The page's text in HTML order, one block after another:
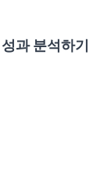
과 분석하기